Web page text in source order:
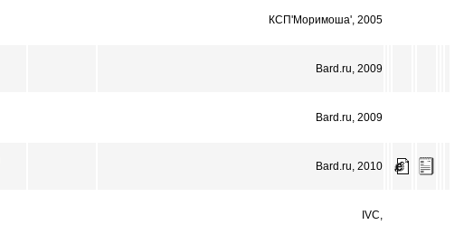
КСП'Моримоша', 2005
Bard.ru, 2009
Bard.ru, 2009
Bard.ru, 2010
IVC,